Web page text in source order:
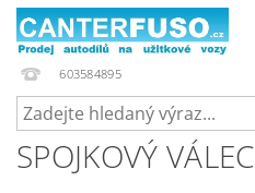
603584895
SPOJKOVÝ VÁLEC